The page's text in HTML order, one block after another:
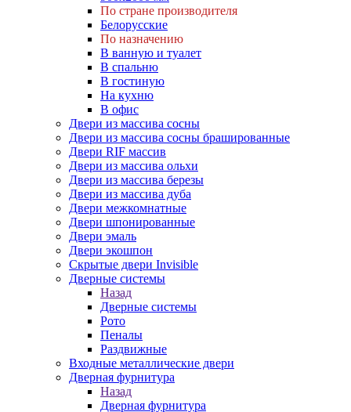
По стране производителя
Белорусские
По назначению
В ванную и туалет
В спальню
В гостиную
На кухню
В офис
Двери из массива сосны
Двери из массива сосны брашированные
Двери RIF массив
Двери из массива ольхи
Двери из массива березы
Двери из массива дуба
Двери межкомнатные
Двери шпонированные
Двери эмаль
Двери экошпон
Скрытые двери Invisible
Дверные системы
Назад
Дверные системы
Рото
Пеналы
Раздвижные
Входные металлические двери
Дверная фурнитура
Назад
Дверная фурнитура